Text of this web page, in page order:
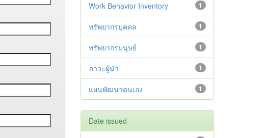
1
Work Behavior Inventory
1
ทรัพยากรบุคคล
1
ทรัพยากรมนุษย์
1
ภาวะผู้นำ
1
แผนพัฒนาตนเอง
Date issued